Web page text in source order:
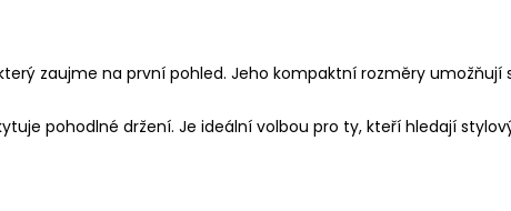
zaujme na první pohled. Jeho kompaktní rozměry
pohodlné držení. Je ideální volbou pro ty, kteří hledají